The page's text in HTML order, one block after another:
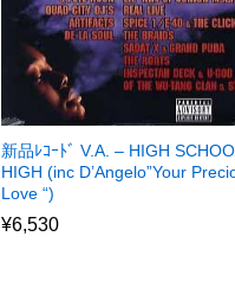
新品ﾚｺｰﾄﾞ V.A. – HIGH
HIGH (inc D’Angelo”Your
Love “)
¥6,530